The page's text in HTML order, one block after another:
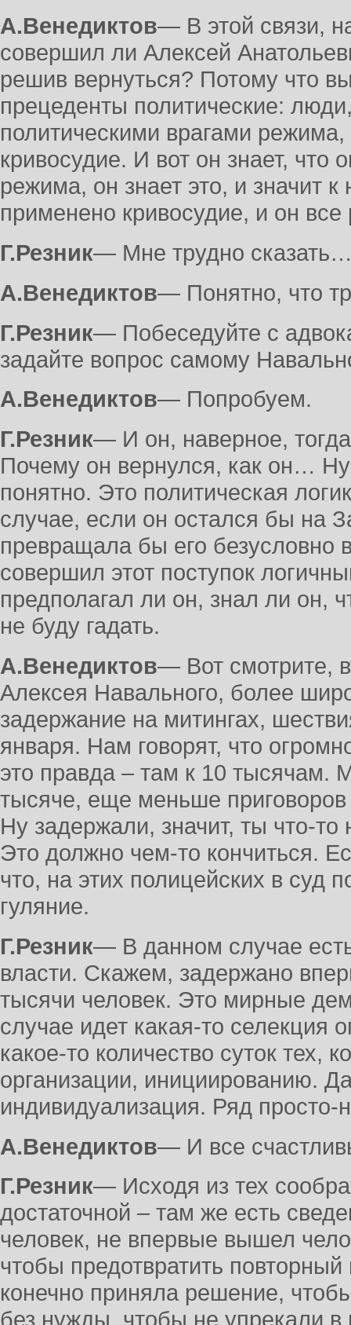
А.Венедиктов― В этой связи,
совершил ли Алексей
решив вернуться? Потому что
прецеденты политические:
политическими врагами
кривосудие. И вот он знает, что
режима, он знает это, и значит
применено кривосудие, и он все
Г.Резник― Мне трудно
А.Венедиктов― Понятно, что
Г.Резник― Побеседуйте с
задайте вопрос самому
А.Венедиктов― Попробуем.
Г.Резник― И он, наверное,
Почему он вернулся, как он…
понятно. Это политическая
случае, если он остался бы на
превращала бы его безусловно
совершил этот поступок
предполагал ли он, знал ли он,
не буду гадать.
А.Венедиктов― Вот смотрите,
Алексея Навального, более
задержание на митингах,
января. Нам говорят, что
это правда – там к 10 тысячам.
тысяче, еще меньше приговоров
Ну задержали, значит, ты что-
Это должно чем-то кончиться.
что, на этих полицейских в суд
гуляние.
Г.Резник― В данном случае
власти. Скажем, задержано
тысячи человек. Это мирные
случае идет какая-то селекция
какое-то количество суток тех,
организации, инициированию.
индивидуализация. Ряд
А.Венедиктов― И все
Г.Резник― Исходя из тех
достаточной – там же есть
человек, не впервые вышел
чтобы предотвратить
конечно приняла решение,
без нужды, чтобы не упрекали